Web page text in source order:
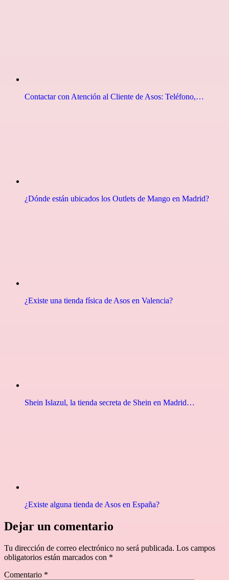
Contactar con Atención al Cliente de Asos: Teléfono,…
¿Dónde están ubicados los Outlets de Mango en Madrid?
¿Existe una tienda física de Asos en Valencia?
Shein Islazul, la tienda secreta de Shein en Madrid…
¿Existe alguna tienda de Asos en España?
Dejar un comentario
Tu dirección de correo electrónico no será publicada. Los campos
obligatorios están marcados con *
Comentario *